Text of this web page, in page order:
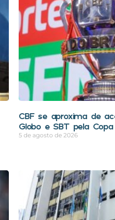
CBF se aproxima de
Globo e SBT pela
5 de agosto de 2026